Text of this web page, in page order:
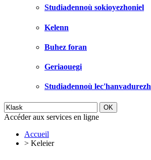
Studiadennoù sokioyezhoniel
Kelenn
Buhez foran
Geriaouegi
Studiadennoù lec'hanvadurezh
Accéder aux services en ligne
Accueil
> Keleier